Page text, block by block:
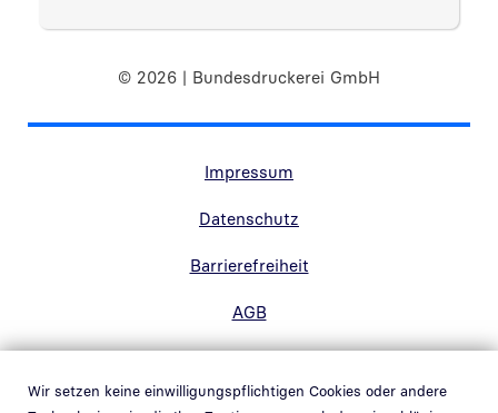
Wir setzen keine einwilligungspflichtigen Cookies oder andere
© 2026 | Bundesdruckerei GmbH
Impressum
Datenschutz
Barrierefreiheit
AGB
Hinweisgebersystem